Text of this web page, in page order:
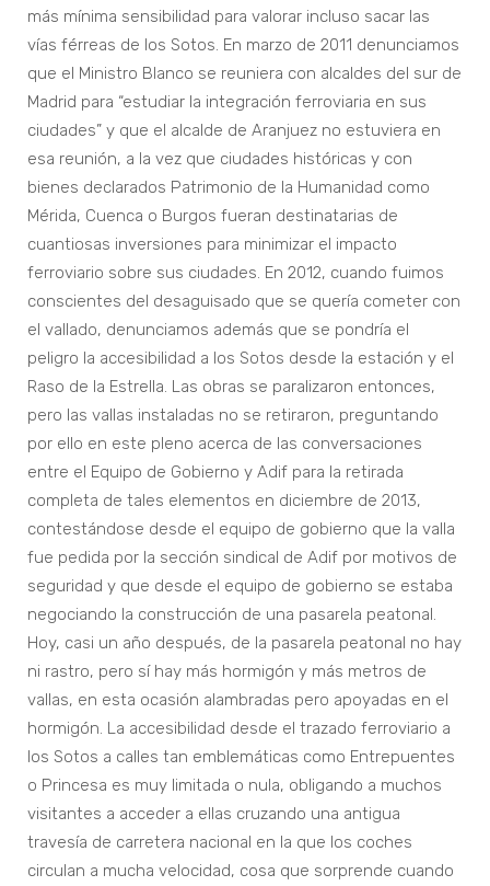
más mínima sensibilidad para valorar incluso sacar las
vías férreas de los Sotos. En marzo de 2011 denunciamos
que el Ministro Blanco se reuniera con alcaldes del sur de
Madrid para “estudiar la integración ferroviaria en sus
ciudades” y que el alcalde de Aranjuez no estuviera en
esa reunión, a la vez que ciudades históricas y con
bienes declarados Patrimonio de la Humanidad como
Mérida, Cuenca o Burgos fueran destinatarias de
cuantiosas inversiones para minimizar el impacto
ferroviario sobre sus ciudades. En 2012, cuando fuimos
conscientes del desaguisado que se quería cometer con
el vallado, denunciamos además que se pondría el
peligro la accesibilidad a los Sotos desde la estación y el
Raso de la Estrella. Las obras se paralizaron entonces,
pero las vallas instaladas no se retiraron, preguntando
por ello en este pleno acerca de las conversaciones
entre el Equipo de Gobierno y Adif para la retirada
completa de tales elementos en diciembre de 2013,
contestándose desde el equipo de gobierno que la valla
fue pedida por la sección sindical de Adif por motivos de
seguridad y que desde el equipo de gobierno se estaba
negociando la construcción de una pasarela peatonal.
Hoy, casi un año después, de la pasarela peatonal no hay
ni rastro, pero sí hay más hormigón y más metros de
vallas, en esta ocasión alambradas pero apoyadas en el
hormigón. La accesibilidad desde el trazado ferroviario a
los Sotos a calles tan emblemáticas como Entrepuentes
o Princesa es muy limitada o nula, obligando a muchos
visitantes a acceder a ellas cruzando una antigua
travesía de carretera nacional en la que los coches
circulan a mucha velocidad, cosa que sorprende cuando